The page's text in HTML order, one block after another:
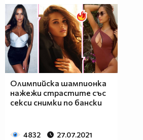
Олимпийска шампионка
нажежи страстите със
секси снимки по бански
4832 27.07.2021